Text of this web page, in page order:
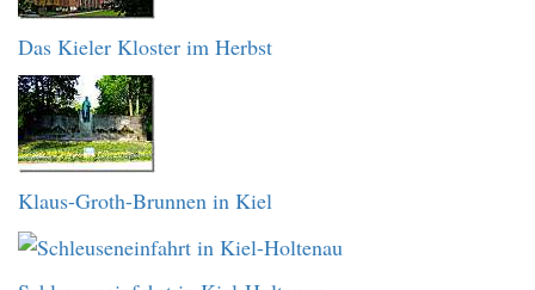
Das Kieler Kloster im Herbst
Klaus-Groth-Brunnen in Kiel